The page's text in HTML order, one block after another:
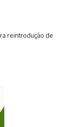
reintrodução de